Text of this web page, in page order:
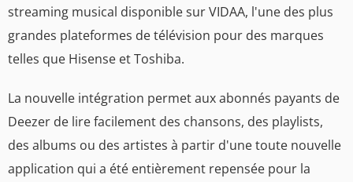
streaming musical disponible sur VIDAA, l'une des plus
grandes plateformes de télévision pour des marques
telles que Hisense et Toshiba.
La nouvelle intégration permet aux abonnés payants de
Deezer de lire facilement des chansons, des playlists,
des albums ou des artistes à partir d'une toute nouvelle
application qui a été entièrement repensée pour la